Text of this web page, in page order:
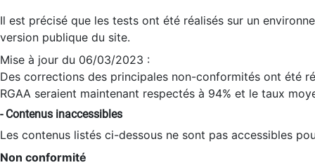
Il est précisé que les tests ont été réalisés sur un
version publique du site.
Mise à jour du 06/03/2023 :
Des corrections des principales non-conformités ont été
RGAA seraient maintenant respectés à 94% et le taux
- Contenus inaccessibles
Les contenus listés ci-dessous ne sont pas accessibles
Non conformité